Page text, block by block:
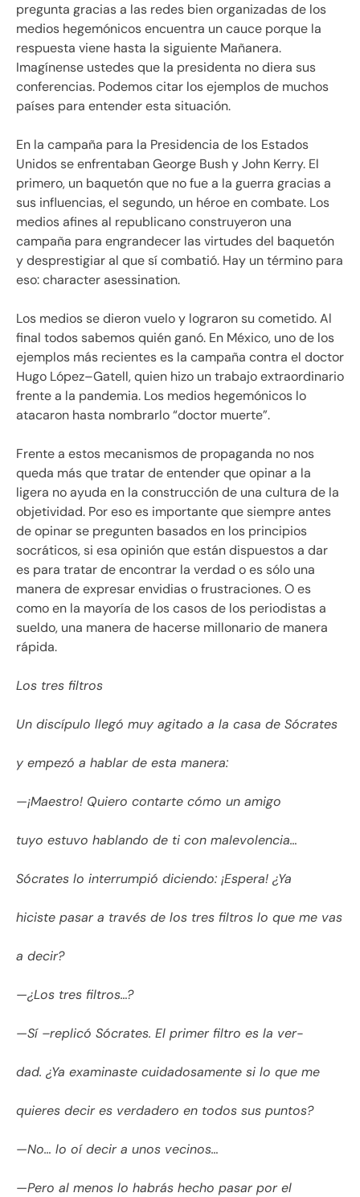
pregunta gracias a las redes bien organizadas de los
medios hegemónicos encuentra un cauce porque la
respuesta viene hasta la siguiente Mañanera.
Imagínense ustedes que la presidenta no diera sus
conferencias. Podemos citar los ejemplos de muchos
países para entender esta situación.
En la campaña para la Presidencia de los Estados
Unidos se enfrentaban George Bush y John Kerry. El
primero, un baquetón que no fue a la guerra gracias a
sus influencias, el segundo, un héroe en combate. Los
medios afines al republicano construyeron una
campaña para engrandecer las virtudes del baquetón
y desprestigiar al que sí combatió. Hay un término para
eso: character asessination.
Los medios se dieron vuelo y lograron su cometido. Al
final todos sabemos quién ganó. En México, uno de los
ejemplos más recientes es la campaña contra el doctor
Hugo López–Gatell, quien hizo un trabajo extraordinario
frente a la pandemia. Los medios hegemónicos lo
atacaron hasta nombrarlo “doctor muerte”.
Frente a estos mecanismos de propaganda no nos
queda más que tratar de entender que opinar a la
ligera no ayuda en la construcción de una cultura de la
objetividad. Por eso es importante que siempre antes
de opinar se pregunten basados en los principios
socráticos, si esa opinión que están dispuestos a dar
es para tratar de encontrar la verdad o es sólo una
manera de expresar envidias o frustraciones. O es
como en la mayoría de los casos de los periodistas a
sueldo, una manera de hacerse millonario de manera
rápida.
Los tres filtros
Un discípulo llegó muy agitado a la casa de Sócrates
y empezó a hablar de esta manera:
—¡Maestro! Quiero contarte cómo un amigo
tuyo estuvo hablando de ti con malevolencia…
Sócrates lo interrumpió diciendo: ¡Espera! ¿Ya
hiciste pasar a través de los tres filtros lo que me vas
a decir?
—¿Los tres filtros…?
—Sí –replicó Sócrates. El primer filtro es la ver-
dad. ¿Ya examinaste cuidadosamente si lo que me
quieres decir es verdadero en todos sus puntos?
—No… lo oí decir a unos vecinos…
—Pero al menos lo habrás hecho pasar por el